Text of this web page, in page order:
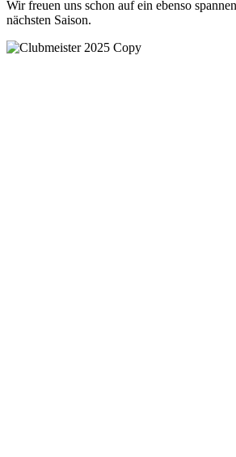
Wir freuen uns schon auf ein ebenso
nächsten Saison.